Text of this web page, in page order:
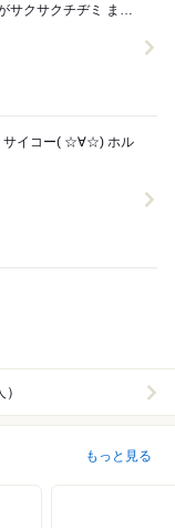
サクチヂミ まる
もっと見る